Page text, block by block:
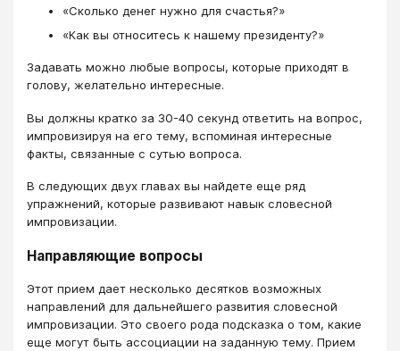
«Сколько денег нужно для счастья?»
«Как вы относитесь к нашему президенту?»
Задавать можно любые вопросы, которые приходят в
голову, желательно интересные.
Вы должны кратко за 30-40 секунд ответить на вопрос,
импровизируя на его тему, вспоминая интересные
факты, связанные с сутью вопроса.
В следующих двух главах вы найдете еще ряд
упражнений, которые развивают навык словесной
импровизации.
Направляющие вопросы
Этот прием дает несколько десятков возможных
направлений для дальнейшего развития словесной
импровизации. Это своего рода подсказка о том, какие
еще могут быть ассоциации на заданную тему. Прием